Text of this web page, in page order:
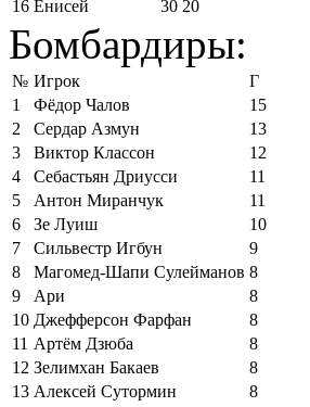
16 Енисей 30 20
Бомбардиры:
№ Игрок
Г
1
Фёдор Чалов
15
2
Сердар Азмун
13
3
Виктор Классон
12
4
Себастьян Дриусси
11
5
Антон Миранчук
11
6
Зе Луиш
10
7
Сильвестр Игбун
9
8
Магомед-Шапи Сулейманов 8
9
Ари
8
10 Джефферсон Фарфан
8
11 Артём Дзюба
8
12 Зелимхан Бакаев
8
13 Алексей Сутормин
8